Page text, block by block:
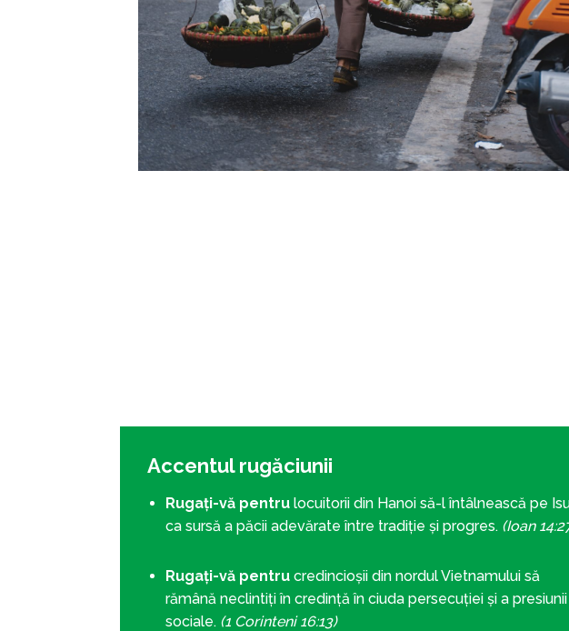
Accentul rugăciunii
Rugați-vă pentru locuitorii din Hanoi să-l întâlnească pe
ca sursă a păcii adevărate între tradiție și progres. (Ioan
Rugați-vă pentru credincioșii din nordul Vietnamului să
rămână neclintiți în credință în ciuda persecuției și a presiunii
sociale. (1 Corinteni 16:13)